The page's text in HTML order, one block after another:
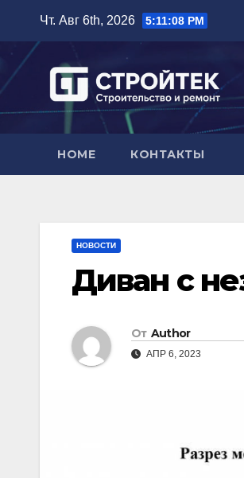
содержимому
Чт. Авг 6th, 2026 5:11:09 PM
HOME КОНТАКТЫ
НОВОСТИ
Диван с
От Author
АПР 6, 2023